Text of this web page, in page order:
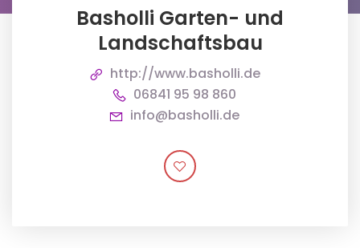
Basholli Garten- und
Landschaftsbau
http://www.basholli.de
06841 95 98 860
info@basholli.de